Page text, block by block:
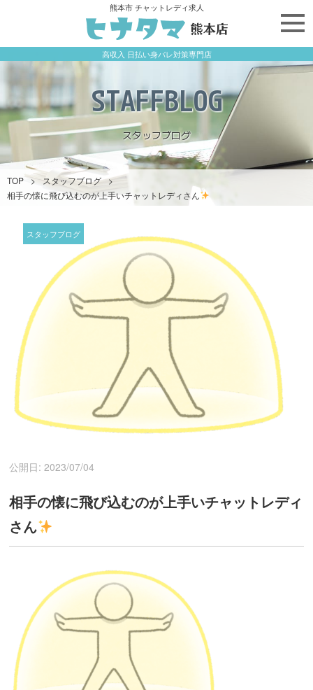
熊本市 チャットレディ求人
高収入 日払い身バレ対策専門店
STAFFBLOG
スタッフブログ
TOP > スタッフブログ >
相手の懐に飛び込むのが上手いチャットレディさん
スタッフブログ
公開日: 2023/07/04
相手の懐に飛び込むのが上手いチャットレディ
さん